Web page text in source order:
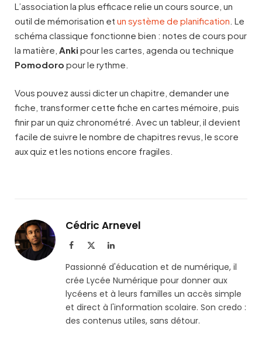
L’association la plus efficace relie un cours source, un
outil de mémorisation et un système de planification . Le
schéma classique fonctionne bien : notes de cours pour
la matière, Anki pour les cartes, agenda ou technique
Pomodoro pour le rythme.
Vous pouvez aussi dicter un chapitre, demander une
fiche, transformer cette fiche en cartes mémoire, puis
finir par un quiz chronométré. Avec un tableur, il devient
facile de suivre le nombre de chapitres revus, le score
aux quiz et les notions encore fragiles.
Cédric Arnevel
Facebook LinkedIn
Passionné d'éducation et de numérique, il
crée Lycée Numérique pour donner aux
lycéens et à leurs familles un accès simple
et direct à l'information scolaire. Son credo :
des contenus utiles, sans détour.